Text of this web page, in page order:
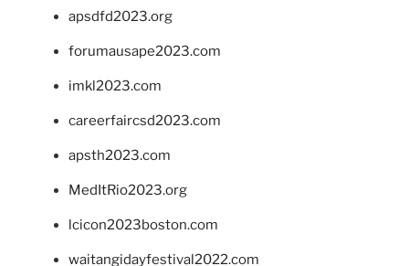
apsdfd2023.org
forumausape2023.com
imkl2023.com
careerfaircsd2023.com
apsth2023.com
MedItRio2023.org
lcicon2023boston.com
waitangidayfestival2022.com